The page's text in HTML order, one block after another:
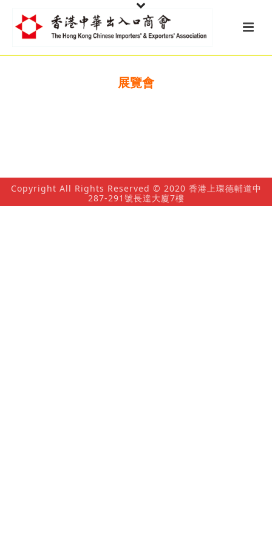
展覽會
Copyright All Rights Reserved © 2020 香港上環德輔道中
287-291號長達大廈7樓